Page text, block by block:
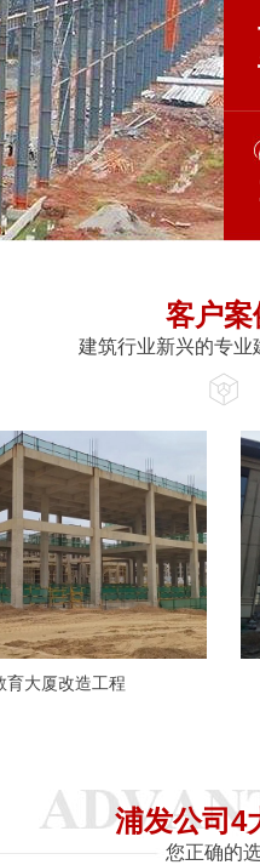
客户案
建筑行业新兴的专业
育大厦改造工程
浦发公司4
您正确的